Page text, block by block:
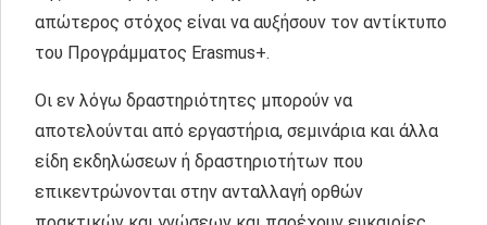
απώτερος στόχος είναι να αυξήσουν τον αντίκτυπο
του Προγράμματος Erasmus+.
Οι εν λόγω δραστηριότητες μπορούν να
αποτελούνται από εργαστήρια, σεμινάρια και άλλα
είδη εκδηλώσεων ή δραστηριοτήτων που
επικεντρώνονται στην ανταλλαγή ορθών